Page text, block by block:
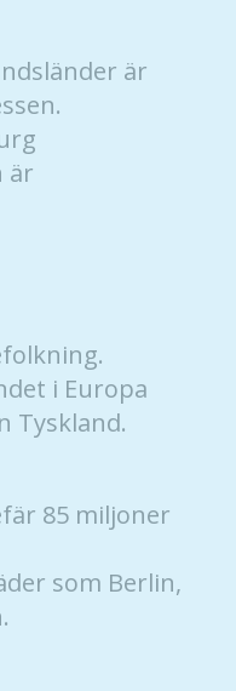
är
är
i Europa
Tyskland.
85 miljoner
som Berlin,